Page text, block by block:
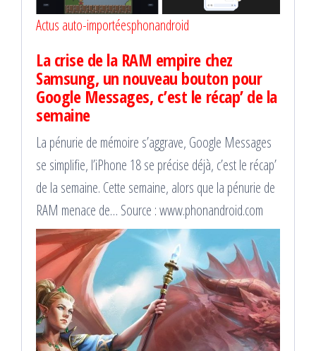
Actus auto-importéesphonandroid
La crise de la RAM empire chez
Samsung, un nouveau bouton pour
Google Messages, c’est le récap’ de la
semaine
La pénurie de mémoire s’aggrave, Google Messages
se simplifie, l’iPhone 18 se précise déjà, c’est le récap’
de la semaine. Cette semaine, alors que la pénurie de
RAM menace de… Source : www.phonandroid.com